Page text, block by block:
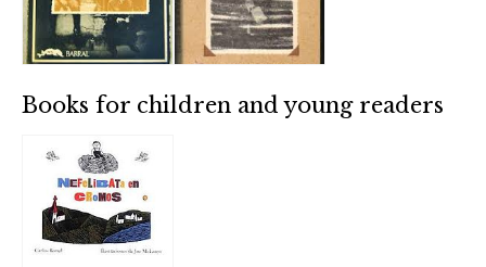
Books for children and young readers